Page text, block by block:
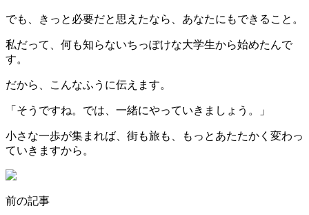
でも、きっと必要だと思えたなら、あなたにもできること。
私だって、何も知らないちっぽけな大学生から始めたんで
す。
だから、こんなふうに伝えます。
「そうですね。では、一緒にやっていきましょう。」
小さな一歩が集まれば、街も旅も、もっとあたたかく変わっ
ていきますから。
前の記事